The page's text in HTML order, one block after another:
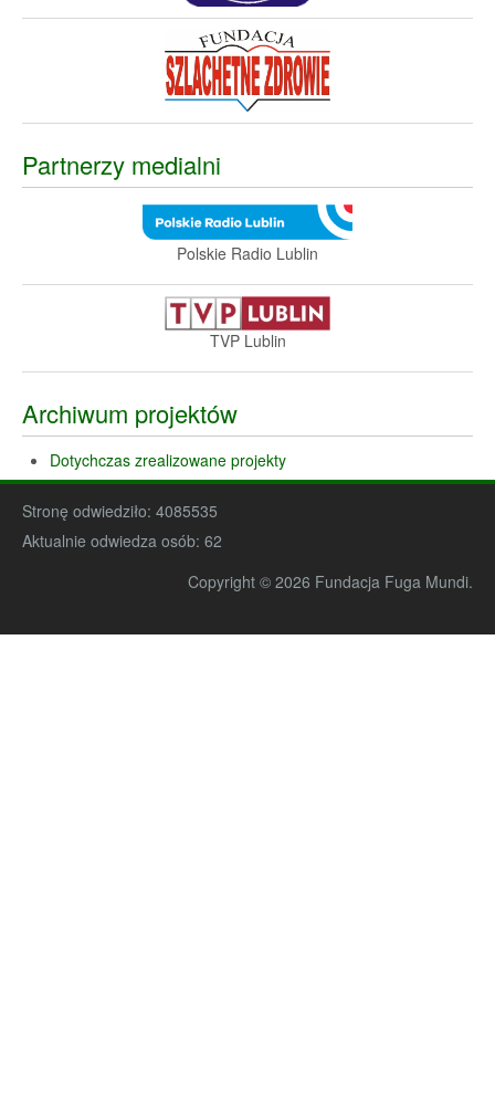
Partnerzy medialni
Polskie Radio Lublin
TVP Lublin
Archiwum projektów
Dotychczas zrealizowane projekty
Stronę odwiedziło: 4085535
Aktualnie odwiedza osób: 62
Copyright © 2026 Fundacja Fuga Mundi.